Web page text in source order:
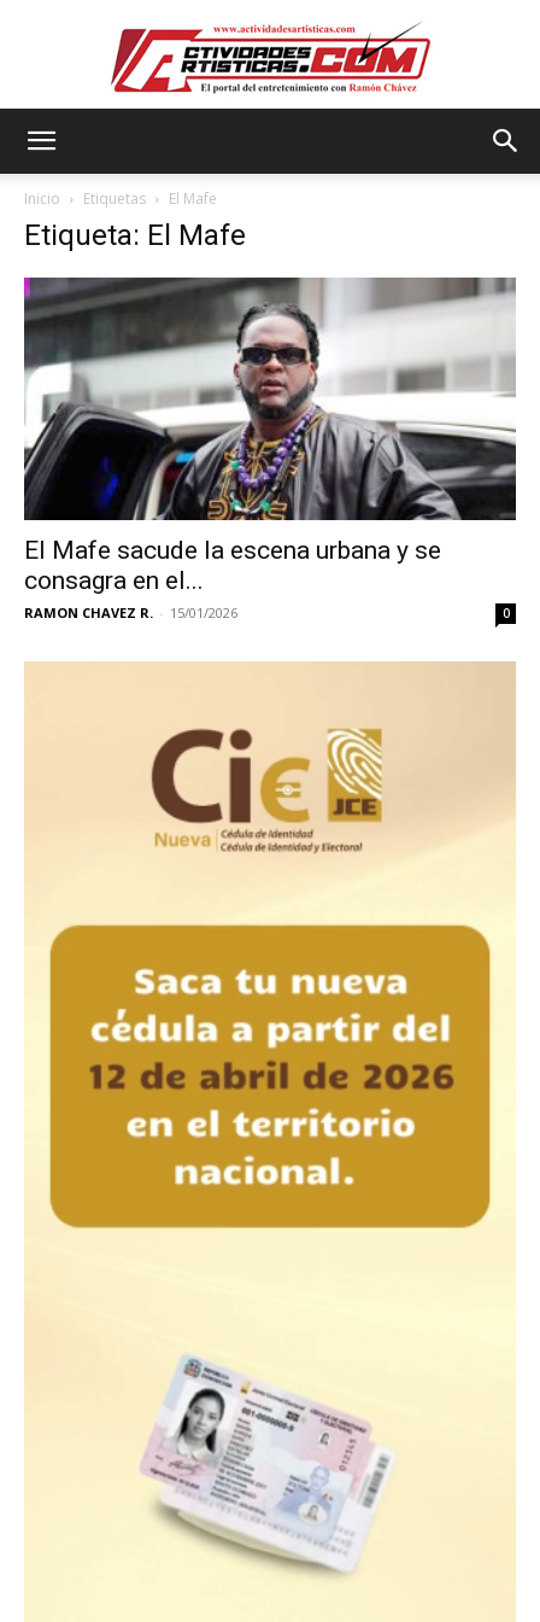
Inicio Etiquetas El Mafe
Etiqueta: El Mafe
El Mafe sacude la escena urbana y se
consagra en el...
RAMON CHAVEZ R. - 15/01/2026 0